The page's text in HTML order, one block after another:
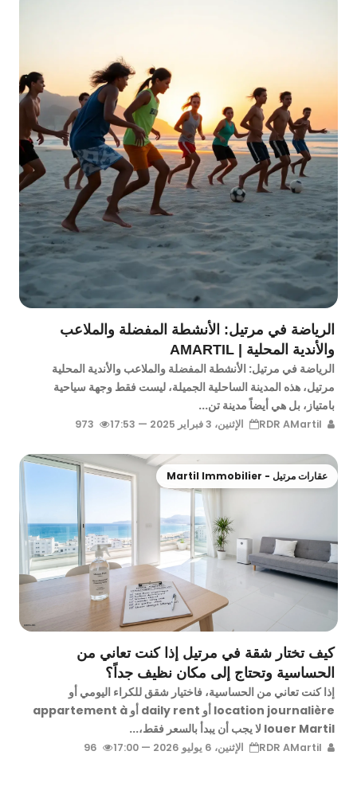
الرياضة في مرتيل: الأنشطة المفضلة والملاعب
والأندية المحلية | AMARTIL
الرياضة في مرتيل: الأنشطة المفضلة والملاعب والأندية المحلية
مرتيل، هذه المدينة الساحلية الجميلة، ليست فقط وجهة سياحية
بامتياز، بل هي أيضاً مدينة تن...
الإثنين، 3 فبراير 2025 — 17:53
عقارات مرتيل - Martil Immobilier
كيف تختار شقة في مرتيل إذا كنت تعاني من
الحساسية وتحتاج إلى مكان نظيف جداً؟
إذا كنت تعاني من الحساسية، فاختيار شقق للكراء اليومي أو
location journalière أو daily rent أو appartement à
louer Martil لا يجب أن يبدأ بالسعر فقط،...
الإثنين، 6 يوليو 2026 — 17:00